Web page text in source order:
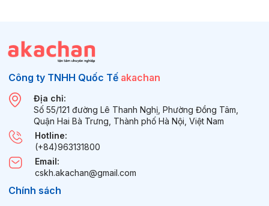
Công ty TNHH Quốc Tế akachan
Địa chỉ:
Số 55/121 đường Lê Thanh Nghị, Phường Đồng Tâm,
Quận Hai Bà Trưng, Thành phố Hà Nội, Việt Nam
Hotline:
(+84)963131800
Email:
cskh.akachan@gmail.com
Chính sách